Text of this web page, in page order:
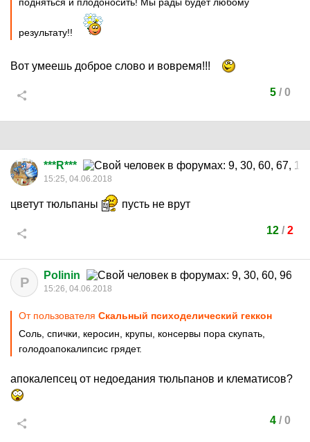
результату!!
Вот умеешь доброе слово и вовремя!!!
5/ 0
***R***
15:25, 04.06.2018
цветут тюльпаны пусть не врут
12 / 2
P Polinin
15:26, 04.06.2018
От пользователя Скальный психоделический геккон
Соль, спички, керосин, крупы, консервы пора скупать,
голодоапокалипсис грядет.
апокалепсец от недоедания тюльпанов и клематисов?
4/ 0